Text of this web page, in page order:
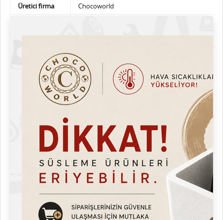
Üretici firma
Chocoworld
10kg
Likit Kıvamında
Alerjen Bilgileri
Süt ürünü içerir, eser miktarda soya
ürünü,
Saklama Koşull
15-20 °C sıcaklıkta, max. %70 bağıl
nemde, serin ve kuru bir yerde, kokudan
ve direkt ışıktan uzakta saklanır.
Raf Ömrü
Uygun depolama koşullarında
raf ömrü 12 aydır.